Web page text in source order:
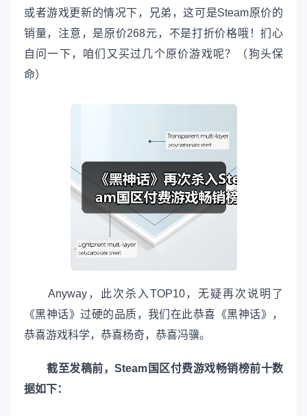
或者游戏更新的情况下，兄弟，这可是Steam原价的
销量，注意，是原价268元，不是打折价格哦！扪心
自问一下，咱们又买过几个原价游戏呢？（狗头保
命）
Anyway，此次杀入TOP10，无疑再次说明了
《黑神话》过硬的品质，我们在此恭喜《黑神话》，
恭喜游戏科学，恭喜杨奇，恭喜冯骥。
截至发稿前，Steam国区付费游戏畅销榜前十数
据如下：